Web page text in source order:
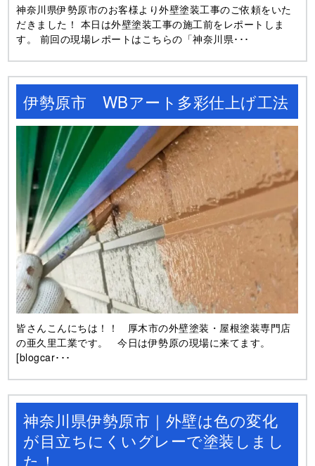
神奈川県伊勢原市のお客様より外壁塗装工事のご依頼をいた
だきました！ 本日は外壁塗装工事の施工前をレポートしま
す。 前回の現場レポートはこちらの「神奈川県･･･
伊勢原市 WBアート多彩仕上げ工法
皆さんこんにちは！！ 厚木市の外壁塗装・屋根塗装専門店
の亜久里工業です。 今日は伊勢原の現場に来てます。
[blogcar･･･
神奈川県伊勢原市｜外壁は色の変化
が目立ちにくいグレーで塗装しまし
た！